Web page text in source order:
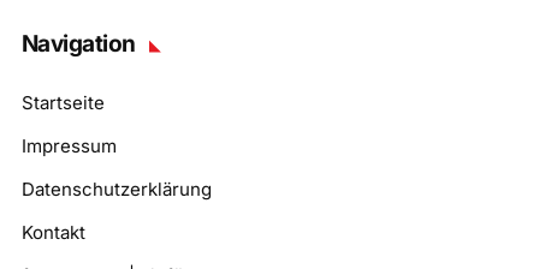
Navigation
Startseite
Impressum
Datenschutzerklärung
Kontakt